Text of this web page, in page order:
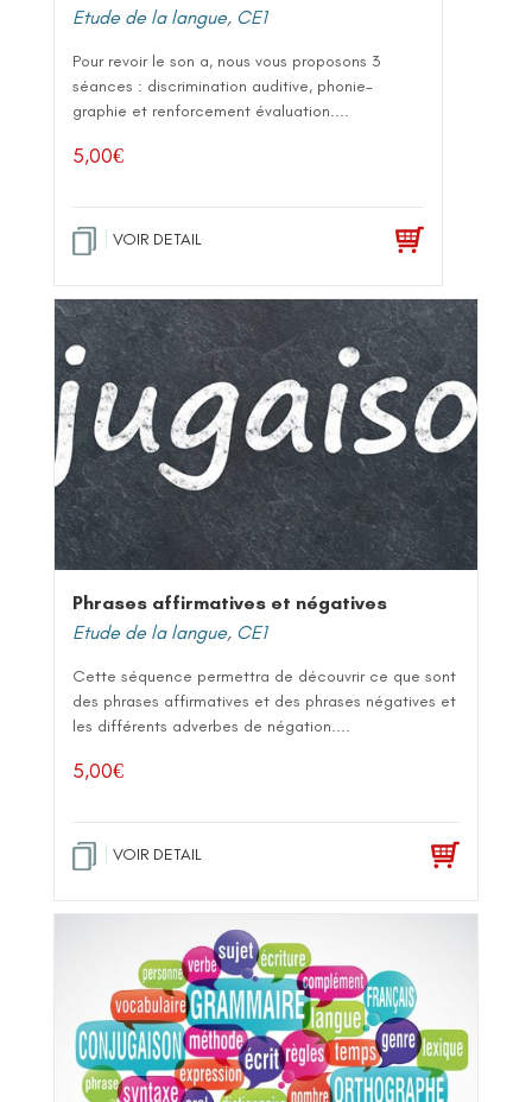
Etude de la langue, CE1
Pour revoir le son a, nous vous proposons 3
séances : discrimination auditive, phonie-
graphie et renforcement évaluation....
5,00€
VOIR DETAIL
Phrases affirmatives et négatives
Etude de la langue, CE1
Cette séquence permettra de découvrir ce que sont
des phrases affirmatives et des phrases négatives et
les différents adverbes de négation....
5,00€
VOIR DETAIL